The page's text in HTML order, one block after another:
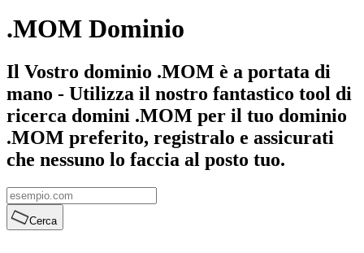
.MOM Dominio
Il Vostro dominio .MOM è a portata di
mano - Utilizza il nostro fantastico tool di
ricerca domini .MOM per il tuo dominio
.MOM preferito, registralo e assicurati
che nessuno lo faccia al posto tuo.
Cerca